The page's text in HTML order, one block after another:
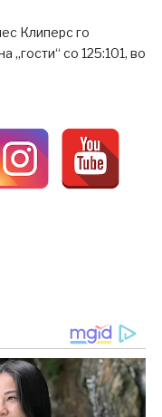
Клиперс го
„гости“ со 125:101, во